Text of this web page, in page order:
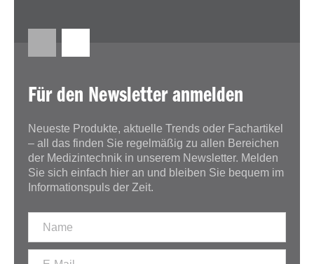
Für den Newsletter anmelden
Neueste Produkte, aktuelle Trends oder Fachartikel
– all das finden Sie regelmäßig zu allen Bereichen
der Medizintechnik in unserem Newsletter. Melden
Sie sich einfach hier an und bleiben Sie bequem im
Informationspuls der Zeit.